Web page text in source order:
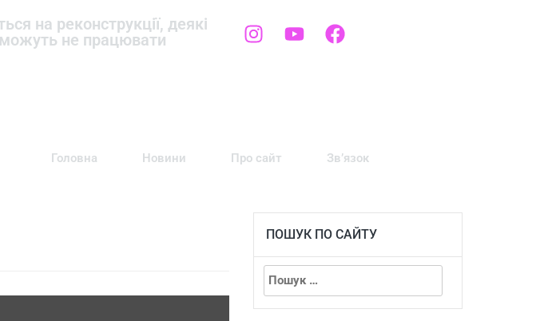
на реконструкції, деякі
можуть не працювати
Головна Новини Про сайт Зв’язок
ПОШУК ПО САЙТУ